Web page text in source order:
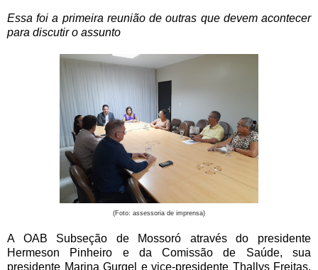
Essa foi a primeira reunião de outras que devem acontecer
para discutir o assunto
(Foto: assessoria de imprensa)
A OAB Subseção de Mossoró através do presidente
Hermeson Pinheiro e da Comissão de Saúde, sua
presidente Marina Gurgel e vice-presidente Thallys Freitas,